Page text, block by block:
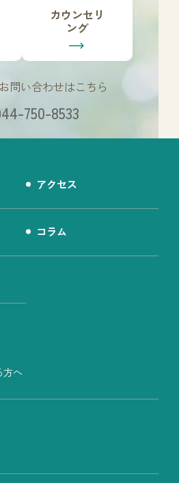
カウンセリ
ング
問い合わせはこちら
750-8533
アクセス
コラム
方へ